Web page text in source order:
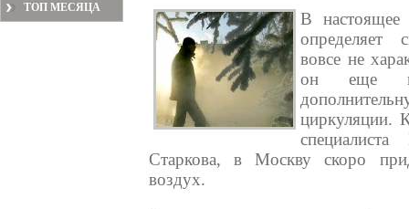
ТОП МЕСЯЦА
В настоящее
определяет
вовсе не
он еще и
циркуляции.
Старкова, в Москву скоро
воздух.